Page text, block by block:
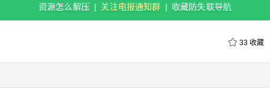
资源怎么解压 | 关注电报通知群 | 收藏防失联导航
33 收藏